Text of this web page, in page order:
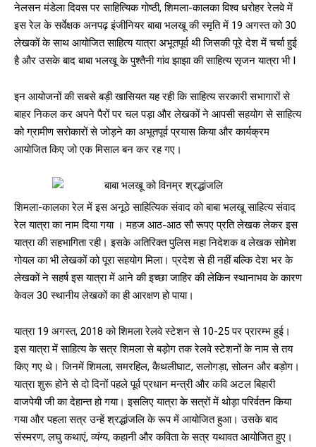
नेलसन मंडेला दिवस पर साहित्यिक गोष्ठी, शिमला-कालका विश्व धरोहर रेलवे में
इस रेल के सर्वेक्षक अनपढ़ इंजीनियर बाबा भलखू की स्मृति में 19 अगस्त को 30
लेखकों के साथ आयोजित साहित्य यात्रा अभूतपूर्व थी जिसकी पूरे देश में चर्चा हुई
है और उसके बाद बाबा भलखू के पुश्तैनी गांव झाझा की साहित्य सृजन यात्रा भी I
इन आयोजनों की सबसे बड़ी खासियत यह रही कि साहित्य सरकारी सभागारों से
बाहर निकल कर अपने पैरों पर चल पड़ा और लेखकों ने आपसी सहयोग से साहित्य
को ग्रामीण सरोकारों से जोड़ने का अभूतपूर्व प्रयास किया और कार्यक्रम
आयोजित किए जो एक मिसाल बन कर रह गए।
शिमला-कालका रेल में इस अनूठे साहित्यिक संवाद को बाबा भलखू साहित्य संवाद
रेल यात्रा का नाम दिया गया । महज आठ-आठ सौ रूपए प्रति लेखक लेकर इस
यात्रा की सहभागिता रही। इसके अतिरिक्त पुलिस महा निदेशक व लेखक सोमेश
गोयल का भी लेखकों को पूरा सहयोग मिला। प्रदेश से ही नहीं बल्कि देश भर के
लेखकों ने सहर्ष इस यात्रा में आने की इच्छा जाहिर की लेकिन स्थानाभव के कारण
केवल 30 स्थानीय लेखकों का ही आरक्षण हो पाया।
यात्रा 19 अगस्त, 2018 को शिमला रेलवे स्टेशन से 10-25 पर प्रारम्भ हुई।
इस यात्रा में साहित्य के सत्र शिमला से बड़ोग तक रेलवे स्टेशनों के नाम से तय
किए गए थे। जिनमें शिमला, समरहिल, कैथलीघाट, सलोगड़ा, सोलन और बड़ोग।
यात्रा शुरू होने से दो दिनों पहले पूर्व प्रधान मन्त्री और कवि अटल बिहारी
वाजपेयी जी का देहान्त हो गया। इसलिए यात्रा के सत्रों में थोड़ा परिर्वतन किया
गया और पहला सत्र उन्हें श्रद्धांजलि के रूप में आयोजित हुआ। उसके बाद
संस्मरण, लघु कथाएं, व्यंग्य, कहानी और कविता के सत्र यथावत आयोजित हुए।